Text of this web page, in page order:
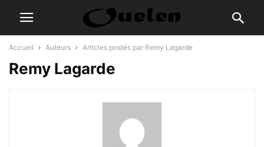
Accueil Auteurs Articles postés par Remy Lagarde
Remy Lagarde